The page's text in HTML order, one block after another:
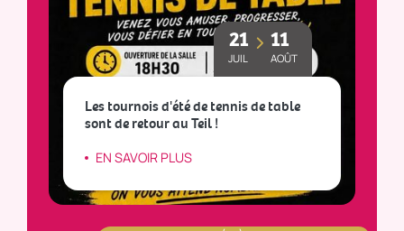
21
JUIL
11
AOÛT
Les tournois d'été de tennis de table
sont de retour au Teil !
EN SAVOIR PLUS